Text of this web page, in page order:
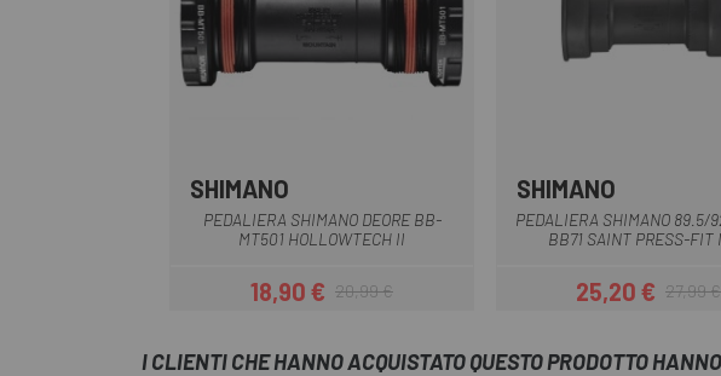
SHIMANO
PEDALIERA SHIMANO DEORE BB-
MT501 HOLLOWTECH II
Prezzo
18,90 €Prezzo base
20,99 €
SHIMANO
PEDALIERA SHIMANO 89.5/
BB71 SAINT PRESS-FIT
Prezzo
25,20 €Prezzo
27,99 €
I CLIENTI CHE HANNO ACQUISTATO QUESTO PRODOTTO